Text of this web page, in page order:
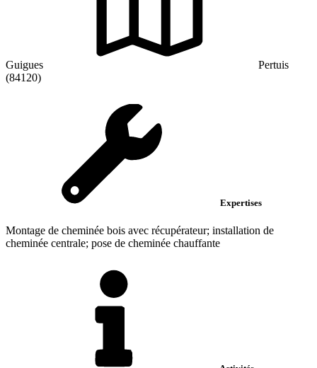
Guigues
Pertuis
(84120)
Expertises
Montage de cheminée bois avec récupérateur; installation de
cheminée centrale; pose de cheminée chauffante